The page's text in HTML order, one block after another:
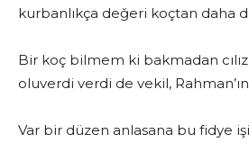
kurbanlıkça değeri koçtan daha
Bir koç bilmem ki bakmadan
oluverdi verdi de vekil,
Var bir düzen anlasana bu fidye